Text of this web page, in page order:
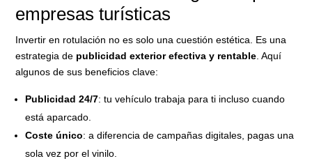
empresas turísticas
Invertir en rotulación no es solo una cuestión estética. Es una
estrategia de publicidad exterior efectiva y rentable . Aquí
algunos de sus beneficios clave:
Publicidad 24/7: tu vehículo trabaja para ti incluso cuando
está aparcado.
Coste único: a diferencia de campañas digitales, pagas una
sola vez por el vinilo.